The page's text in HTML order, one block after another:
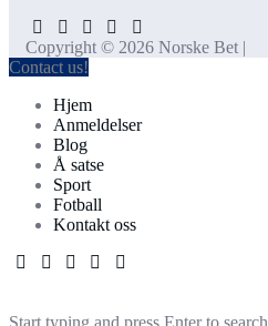
Copyright © 2026 Norske Bet |
Contact us!
Hjem
Anmeldelser
Blog
Å satse
Sport
Fotball
Kontakt oss
Start typing and press Enter to search